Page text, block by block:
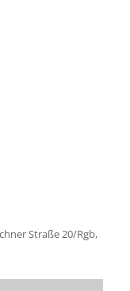
Straße 20/Rgb,